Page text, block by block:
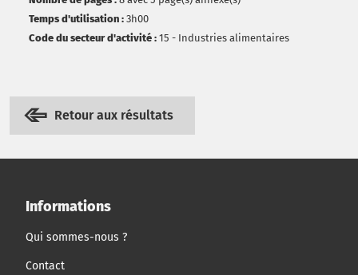
Temps d'utilisation : 3h00
Code du secteur d'activité : 15 - Industries alimentaires
Retour aux résultats
Informations
Qui sommes-nous ?
Contact